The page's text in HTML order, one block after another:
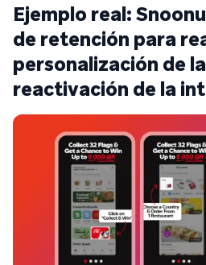
Ejemplo real:
de retención para
personalización de
reactivación de la